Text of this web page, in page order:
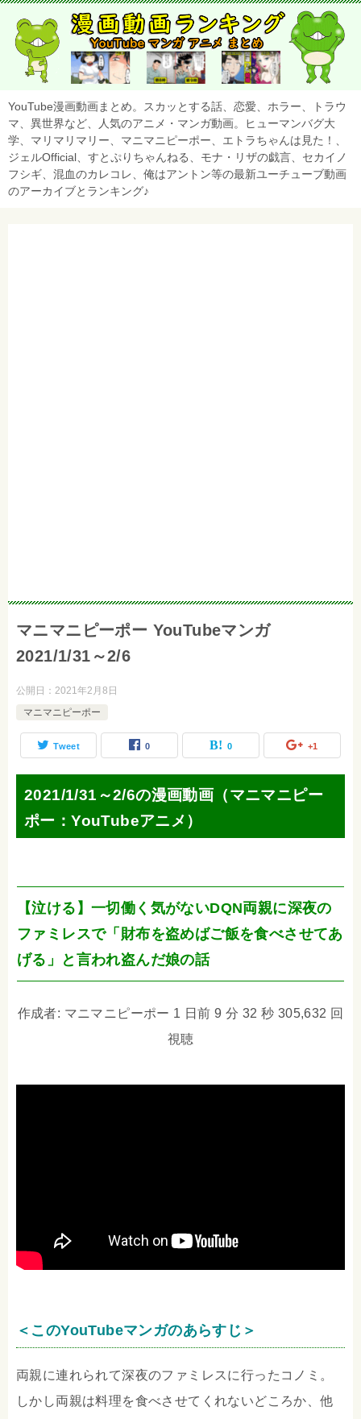
YouTube漫画動画まとめ。スカッとする話、恋愛、ホラー、トラウ
マ、異世界など、人気のアニメ・マンガ動画。ヒューマンバグ大
学、マリマリマリー、マニマニピーポー、エトラちゃんは見た！、
ジェルOfficial、すとぷりちゃんねる、モナ・リザの戯言、セカイノ
フシギ、混血のカレコレ、俺はアントン等の最新ユーチューブ動画
のアーカイブとランキング♪
マニマニピーポー YouTubeマンガ
2021/1/31～2/6
公開日： 2021年2月8日
マニマニピーポー
Tweet 0 0 +1
2021/1/31～2/6の漫画動画（マニマニピー
ポー：YouTubeアニメ）
【泣ける】一切働く気がないDQN両親に深夜の
ファミレスで「財布を盗めばご飯を食べさせてあ
げる」と言われ盗んだ娘の話
作成者: マニマニピーポー 1 日前 9 分 32 秒 305,632 回
視聴
＜このYouTubeマンガのあらすじ＞
両親に連れられて深夜のファミレスに行ったコノミ。
しかし両親は料理を食べさせてくれないどころか、他